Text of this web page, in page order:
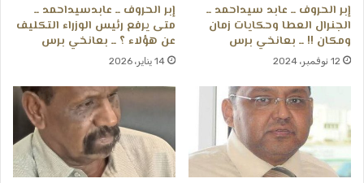
إبر الحروف ــ عابد سيداحمد ــ
الجنرال العطا وحكايات زمان
ومكان !! ــ بعانخي برس
12 نوفمبر، 2024
إبر الحروف ــ عابدسيداحمد ــ
متى يرفع رئيس الوزراء التكليف
عن هؤلاء ؟ ــ بعانخي برس
14 يناير، 2026